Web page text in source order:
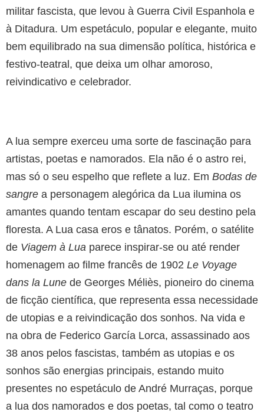
militar fascista, que levou à Guerra Civil Espanhola e
à Ditadura. Um espetáculo, popular e elegante, muito
bem equilibrado na sua dimensão política, histórica e
festivo-teatral, que deixa um olhar amoroso,
reivindicativo e celebrador.
A lua sempre exerceu uma sorte de fascinação para
artistas, poetas e namorados. Ela não é o astro rei,
mas só o seu espelho que reflete a luz. Em Bodas de
sangre a personagem alegórica da Lua ilumina os
amantes quando tentam escapar do seu destino pela
floresta. A Lua casa eros e tânatos. Porém, o satélite
de Viagem à Lua parece inspirar-se ou até render
homenagem ao filme francês de 1902 Le Voyage
dans la Lune de Georges Méliès, pioneiro do cinema
de ficção científica, que representa essa necessidade
de utopias e a reivindicação dos sonhos. Na vida e
na obra de Federico García Lorca, assassinado aos
38 anos pelos fascistas, também as utopias e os
sonhos são energias principais, estando muito
presentes no espetáculo de André Murraças, porque
a lua dos namorados e dos poetas, tal como o teatro